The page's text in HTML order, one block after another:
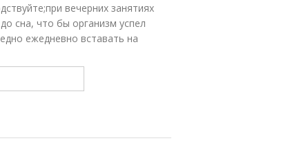
вечерних занятиях
сна, что бы организм успел
ежедневно вставать на